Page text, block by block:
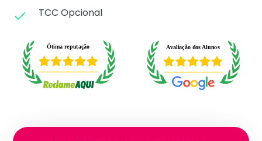
TCC Opcional